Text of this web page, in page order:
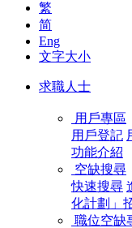
繁
简
Eng
文字大小
求職人士
用戶專區
用戶登記
功能介紹
空缺搜尋
快速搜尋
化計劃」
職位空缺